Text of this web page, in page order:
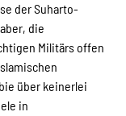
der Suharto-
die
Militärs offen
über keinerlei
in